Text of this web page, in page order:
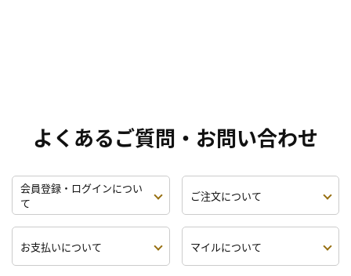
よくあるご質問・お問い合わせ
会員登録・ログインについ
て
ご注文について
お支払いについて マイルについて